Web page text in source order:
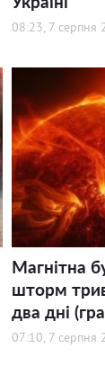
08:23, 7 серпня
Магнітна
шторм
два дні
07:10, 7 серпня